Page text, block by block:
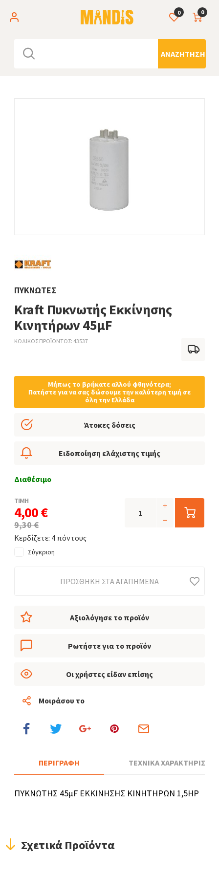
0
ΑΝΑΖΉΤΗΣΗ
0
Αξιολόγησε το προϊόν
Ρωτήστε για το προϊόν
Οι χρήστες είδαν επίσης
Μοιράσου το
ΠΥΚΝΩΤΈΣ
Kraft Πυκνωτής Εκκίνησης
Κινητήρων 45μF
ΚΩΔΙΚΟΣ ΠΡΟΪΟΝΤΟΣ 43537
ΤΙΜΗ
4,00 €
9,30 €
Κερδίζετε: 4 πόντους
Μήπως το βρήκατε αλλού φθηνότερα;
Πατήστε για να σας δώσουμε την καλύτερη τιμή σε
όλη την Ελλάδα
Άτοκες δόσεις
Ειδοποίηση ελάχιστης τιμής
Διαθέσιμο
Σύγκριση
ΠΡΟΣΘΉΚΗ ΣΤΑ ΑΓΑΠΗΜΈΝΑ
ΠΕΡΙΓΡΑΦΗ ΤΕΧΝΙΚΑ
ΠΥΚΝΩΤΗΣ 45μF ΕΚΚΙΝΗΣΗΣ ΚΙΝΗΤΗΡΩΝ 1,5ΗΡ
Σχετικά Προϊόντα